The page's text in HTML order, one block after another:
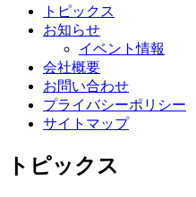
トピックス
お知らせ
イベント情報
会社概要
お問い合わせ
プライバシーポリシー
サイトマップ
トピックス